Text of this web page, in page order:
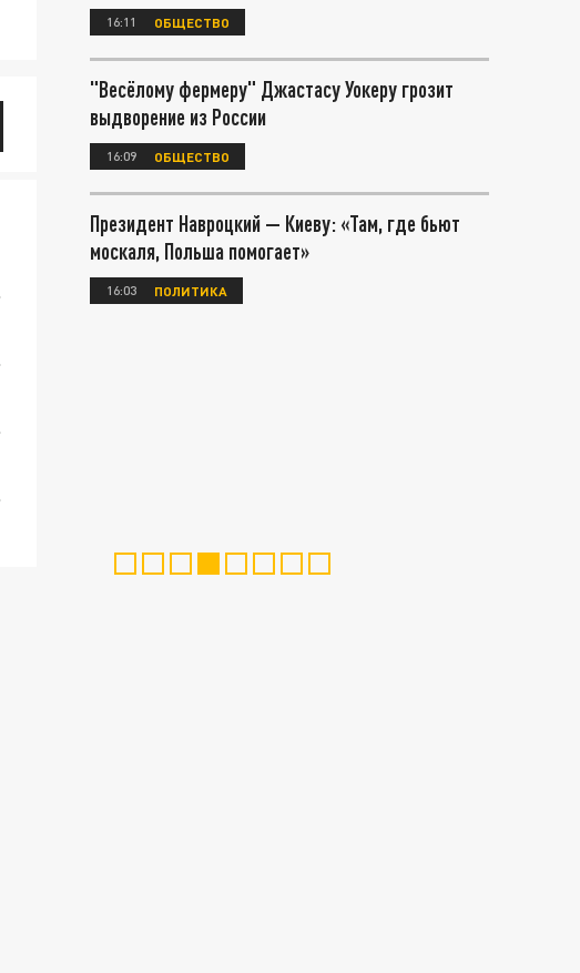
16:11 ОБЩЕСТВО
"Весёлому фермеру" Джастасу Уокеру грозит
выдворение из России
16:09 ОБЩЕСТВО
Президент Навроцкий — Киеву: «Там, где бьют
москаля, Польша помогает»
16:03 ПОЛИТИКА